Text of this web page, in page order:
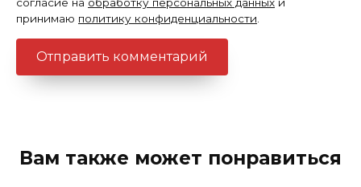
согласие на обработку персональных данных и
принимаю политику конфиденциальности.
Вам также может понравиться